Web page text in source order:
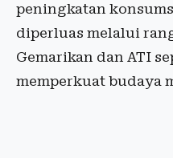
peningkatan
diperluas melalui
Gemarikan dan ATI
memperkuat budaya